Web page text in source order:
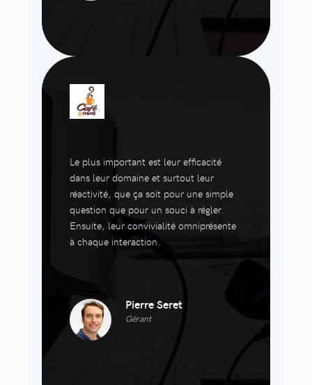
Le plus important est leur efficacité
dans leur domaine et surtout leur
réactivité, que ça soit pour une simple
question que pour un souci à régler.
Ensuite, leur convivialité omniprésente
à chaque interaction.
Pierre Seret
Gérant